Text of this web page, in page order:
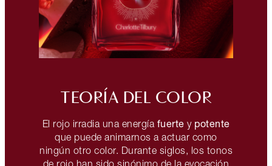
TEORÍA DEL COLOR
El rojo irradia una energía fuerte y potente
que puede animarnos a actuar como
ningún otro color. Durante siglos, los tonos